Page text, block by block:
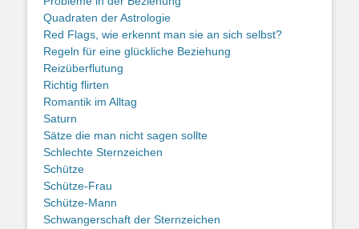
Quadraten der Astrologie
Red Flags, wie erkennt man sie an sich selbst?
Regeln für eine glückliche Beziehung
Reizüberflutung
Richtig flirten
Romantik im Alltag
Saturn
Sätze die man nicht sagen sollte
Schlechte Sternzeichen
Schütze
Schütze-Frau
Schütze-Mann
Schwangerschaft der Sternzeichen